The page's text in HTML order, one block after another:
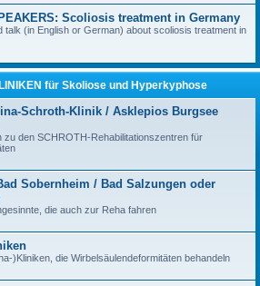
Scoliosis treatment in Germany
talk (in English or German) about scoliosis treatment in
für Skoliose und Hyperkyphose
Schroth-Klinik / Asklepios Burgsee
zu den SCHROTH-Rehabilitationszentren für
Sobernheim / Bad Salzungen oder
die auch zur Reha fahren
)Kliniken, die Wirbelsäulendeformitäten behandeln